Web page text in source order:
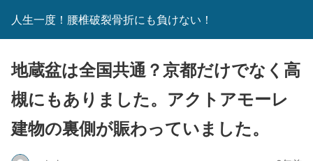
人生一度！腰椎破裂骨折にも負けない！
地蔵盆は全国共通？京都だけでなく高
槻にもありました。アクトアモーレ
建物の裏側が賑わっていました。